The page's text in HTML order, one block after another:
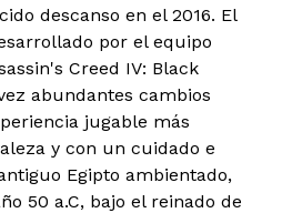
descanso en el 2016. El
por el equipo
Creed IV: Black
abundantes cambios
jugable más
y con un cuidado e
Egipto ambientado,
50 a.C, bajo el reinado de